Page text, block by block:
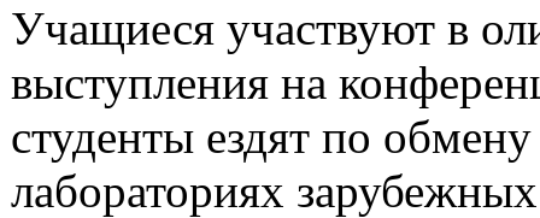
Учащиеся участвуют в
выступления на
студенты ездят по
лабораториях